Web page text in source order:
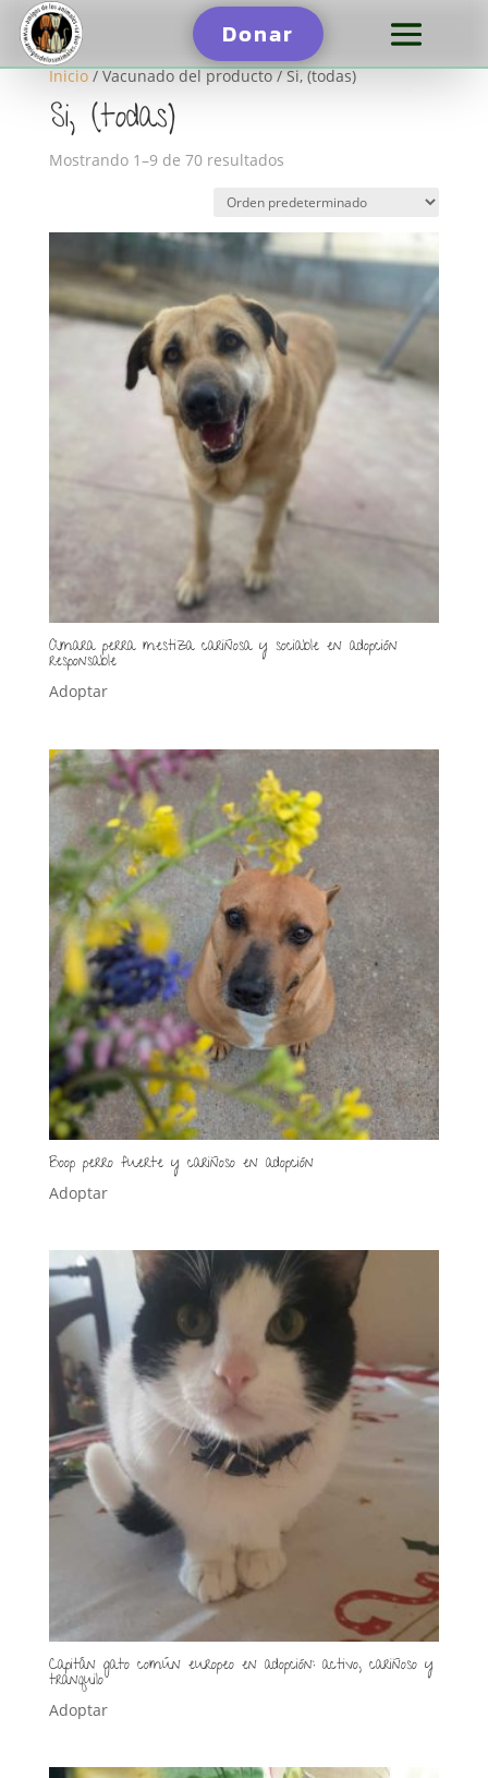
Donar
Inicio/ Vacunado del producto / Si, (todas)
Si, (todas)
Mostrando 1–9 de 70 resultados
Amara perra mestiza cariñosa y sociable en adopción
responsable
Adoptar
Boop perro fuerte y cariñoso en adopción
Adoptar
Capitán gato común europeo en adopción: activo, cariñoso y
tranquilo
Adoptar